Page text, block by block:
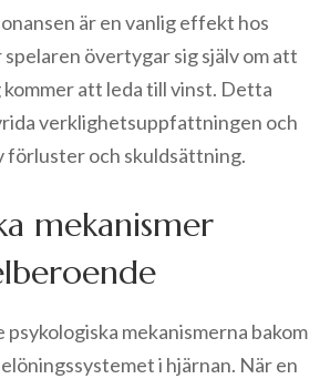
är en vanlig effekt hos
övertygar sig själv om att
kommer att leda till vinst. Detta
verklighetsuppfattningen och
förluster och skuldsättning.
mekanismer
psykologiska mekanismerna bakom
i hjärnan. När en